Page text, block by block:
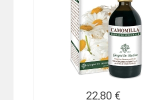
22,80 €